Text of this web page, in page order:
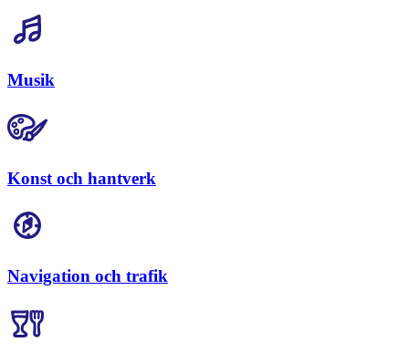
Musik
Konst och hantverk
Navigation och trafik